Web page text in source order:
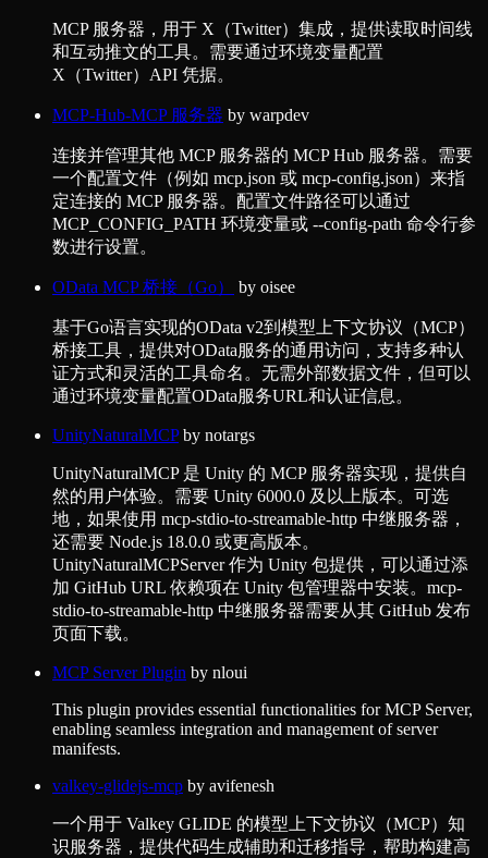
MCP 服务器，用于 X（Twitter）集成，提供读取时间线
和互动推文的工具。需要通过环境变量配置
X（Twitter）API 凭据。
MCP-Hub-MCP 服务器 by warpdev
连接并管理其他 MCP 服务器的 MCP Hub 服务器。需要
一个配置文件（例如 mcp.json 或 mcp-config.json）来指
定连接的 MCP 服务器。配置文件路径可以通过
MCP_CONFIG_PATH 环境变量或 --config-path 命令行参
数进行设置。
OData MCP 桥接（Go） by oisee
基于Go语言实现的OData v2到模型上下文协议（MCP）
桥接工具，提供对OData服务的通用访问，支持多种认
证方式和灵活的工具命名。无需外部数据文件，但可以
通过环境变量配置OData服务URL和认证信息。
UnityNaturalMCPby notargs
UnityNaturalMCP 是 Unity 的 MCP 服务器实现，提供自
然的用户体验。需要 Unity 6000.0 及以上版本。可选
地，如果使用 mcp-stdio-to-streamable-http 中继服务器，
还需要 Node.js 18.0.0 或更高版本。
UnityNaturalMCPServer 作为 Unity 包提供，可以通过添
加 GitHub URL 依赖项在 Unity 包管理器中安装。mcp-
stdio-to-streamable-http 中继服务器需要从其 GitHub 发布
页面下载。
MCP Server Plugin by nloui
This plugin provides essential functionalities for MCP Server,
enabling seamless integration and management of server
manifests.
valkey-glidejs-mcp by avifenesh
一个用于 Valkey GLIDE 的模型上下文协议（MCP）知
识服务器，提供代码生成辅助和迁移指导，帮助构建高